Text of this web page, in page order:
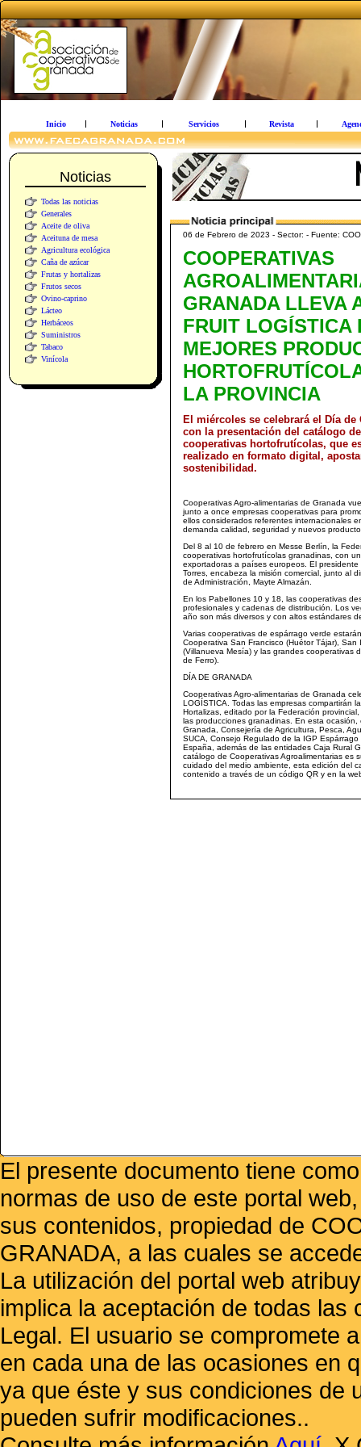
Inicio Noticias Servicios Revista
Noticias
Todas las noticias
Generales
Aceite de oliva
Aceituna de mesa
Agricultura ecológica
Caña de azúcar
Frutas y hortalizas
Frutos secos
Ovino-caprino
Lácteo
Herbáceos
Suministros
Tabaco
Vinícola
06 de Febrero de 2023 - Sector: - Fuente:
COOPERATIVAS
GRANADA LLEVA
FRUIT LOGÍSTICA
MEJORES
LA PROVINCIA
El miércoles se celebrará el Día de
con la presentación del catálogo de
cooperativas hortofrutícolas, que
realizado en formato digital,
sostenibilidad.
Cooperativas Agro-alimentarias de Granada
junto a once empresas cooperativas para
ellos considerados referentes internacionales
demanda calidad, seguridad y nuevos
Del 8 al 10 de febrero en Messe Berlín, la
cooperativas hortofrutícolas granadinas, con
exportadoras a países europeos. El
Torres, encabeza la misión comercial, junto al
de Administración, Mayte Almazán.
En los Pabellones 10 y 18, las cooperativas
profesionales y cadenas de distribución. Los
año son más diversos y con altos estándares
Varias cooperativas de espárrago verde
Cooperativa San Francisco (Huétor Tájar),
(Villanueva Mesía) y las grandes cooperativas
de Ferro).
DÍA DE GRANADA
Cooperativas Agro-alimentarias de Granada
LOGÍSTICA. Todas las empresas compartirán
Hortalizas, editado por la Federación
las producciones granadinas. En esta
Granada, Consejería de Agricultura, Pesca,
SUCA, Consejo Regulado de la IGP
España, además de las entidades Caja Rural
catálogo de Cooperativas Agroalimentarias es
cuidado del medio ambiente, esta edición del
contenido a través de un código QR y en la
El presente documento tiene
normas de uso de este portal
sus contenidos, propiedad de
GRANADA, a las cuales se
La utilización del portal web
implica la aceptación de todas
Legal. El usuario se compromete
en cada una de las ocasiones en
ya que éste y sus condiciones de
pueden sufrir modificaciones..